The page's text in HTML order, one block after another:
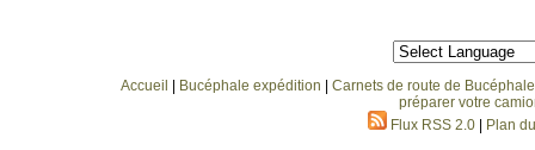
Accueil Bucéphale expédition
Carnets de route de
préparer votre
Flux RSS 2.0
Plan